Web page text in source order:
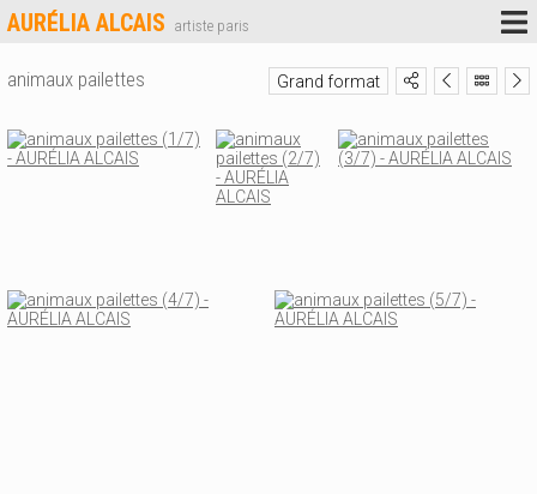
AURÉLIA ALCAIS artiste paris
Grand format
animaux pailettes